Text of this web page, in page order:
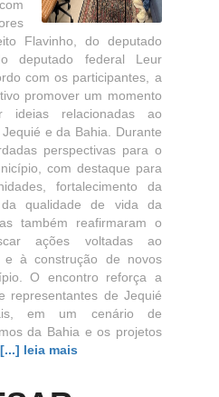
Flavinho, do deputado
deputado federal Leur
com os participantes, a
promover um momento
relacionadas ao
e da Bahia. Durante
perspectivas para o
com destaque para
fortalecimento da
qualidade de vida da
também reafirmaram o
ações voltadas ao
e à construção de novos
O encontro reforça a
representantes de Jequié
em um cenário de
da Bahia e os projetos
[...] leia mais